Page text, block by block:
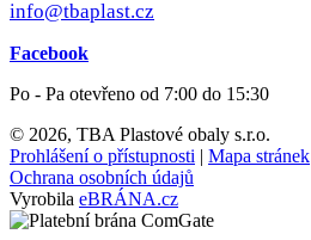
info@tbaplast.cz
Facebook
Po - Pa otevřeno od 7:00 do 15:30
© 2026, TBA Plastové obaly s.r.o.
Prohlášení o přístupnosti | Mapa stránek
Ochrana osobních údajů
Vyrobila eBRÁNA.cz